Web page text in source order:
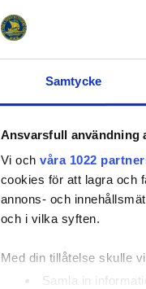
Samtycke
Ansvarsfull användning
Vi och våra 1022
cookies för att lagra och
annons- och
och i vilka syften.
Med din tillåtelse skulle
Samla in